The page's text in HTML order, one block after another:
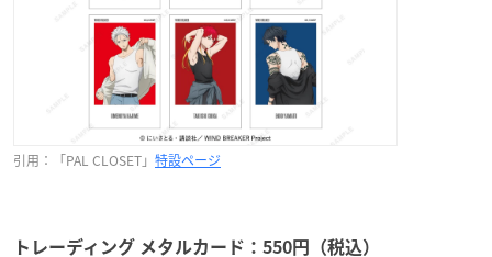
引用：「PAL CLOSET」 特設ページ
トレーディング メタルカード：550円（税込）